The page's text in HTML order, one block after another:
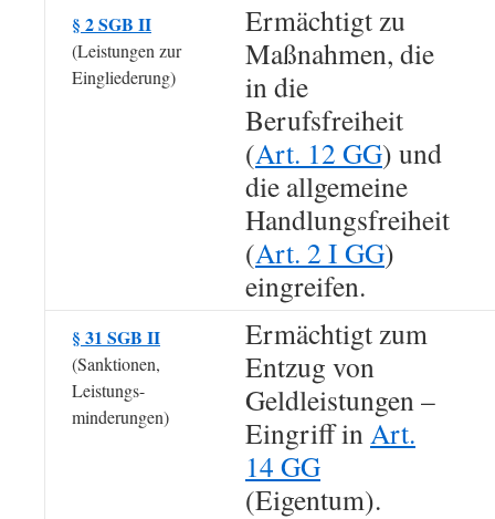
§ 2 SGB II
(Leistungen zur
Eingliederung)
Ermächtigt zu
Maßnahmen, die
in die
Berufsfreiheit
(Art. 12 GG) und
die allgemeine
Handlungsfreiheit
(Art. 2 I GG)
eingreifen.
§ 31 SGB II
(Sanktionen,
Leistungs-
minderungen)
Ermächtigt zum
Entzug von
Geldleistungen –
Eingriff inArt.
14 GG
(Eigentum).